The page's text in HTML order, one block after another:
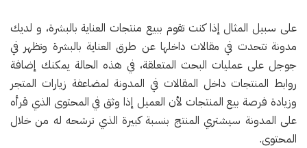
على سبيل المثال إذا كنت تقوم ببيع منتجات العناية بالبشرة، و لديك
مدونة تتحدث في مقالات داخلها عن طرق العناية بالبشرة وتظهر في
جوجل على عمليات البحث المتعلقة، في هذه الحالة يمكنك إضافة
روابط المنتجات داخل المقالات في المدونة لمضاعفة زيارات المتجر
وزيادة فرصة بيع المنتجات لأن العميل إذا وثق في المحتوى الذي قرأه
على المدونة سيشتري المنتج بنسبة كبيرة الذي ترشحه له من خلال
المحتوى.